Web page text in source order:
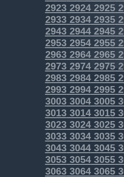
292329242925
293329342935
294329442945
295329542955
296329642965
297329742975
298329842985
299329942995
300330043005
301330143015
302330243025
303330343035
304330443045
305330543055
306330643065